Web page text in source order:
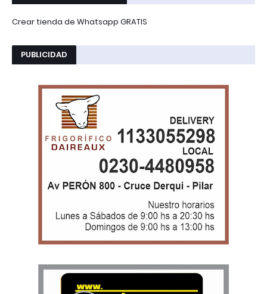
Crear tienda de Whatsapp GRATIS
PUBLICIDAD